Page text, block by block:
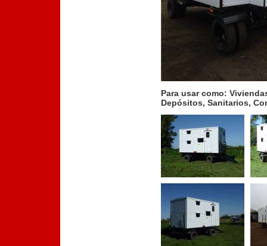
Para usar como:
Depósitos, Sanitarios,